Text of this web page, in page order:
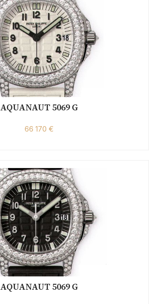
AQUANAUT 5069 G
66 170 €
AQUANAUT 5069 G